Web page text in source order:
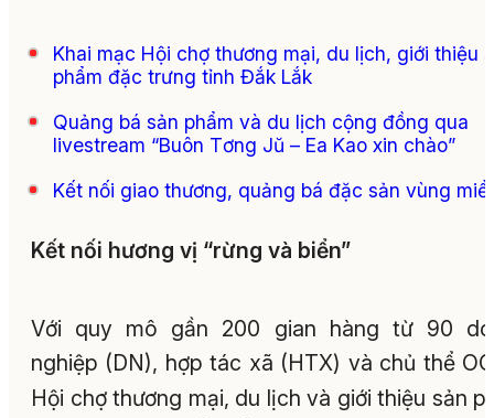
Khai mạc Hội chợ thương mại, du lịch, giới thiệu
phẩm đặc trưng tỉnh Đắk Lắk
Quảng bá sản phẩm và du lịch cộng đồng qua
livestream “Buôn Tơng Jŭ – Ea Kao xin chào”
Kết nối giao thương, quảng bá đặc sản vùng
Kết nối hương vị “rừng và biển”
Với quy mô gần 200 gian hàng từ 90
nghiệp (DN), hợp tác xã (HTX) và chủ thể
Hội chợ thương mại, du lịch và giới thiệu sản